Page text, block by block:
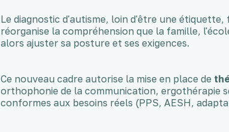
Le diagnostic d'autisme, loin d'être une
réorganise la compréhension que la famille,
alors ajuster sa posture et ses exigences.
Ce nouveau cadre autorise la mise en place de
orthophonie de la communication, ergothérapie
conformes aux besoins réels (PPS, AESH,